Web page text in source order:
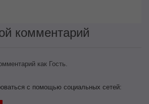
комментарий
как Гость.
с помощью социальных сетей: